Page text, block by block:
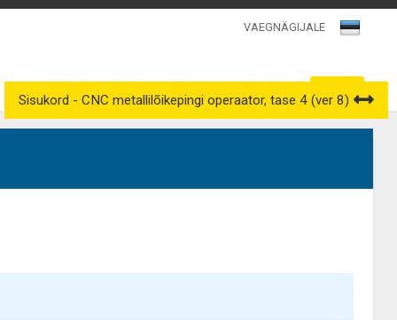
VAEGNÄGIJALE
Sisukord - CNC metallilõikepingi operaator, tase 4 (ver 8)